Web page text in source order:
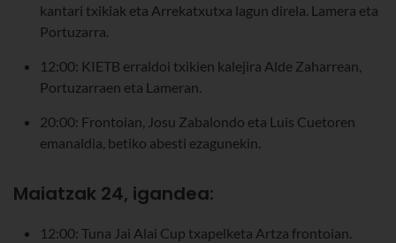
kantari txikiak eta Arrekatxutxa lagun direla. Lamera eta
Portuzarra.
12:00: KIETB erraldoi txikien kalejira Alde Zaharrean,
Portuzarraen eta Lameran.
20:00: Frontoian, Josu Zabalondo eta Luis Cuetoren
emanaldia, betiko abesti ezagunekin.
Maiatzak 24, igandea:
12:00: Tuna Jai Alai Cup txapelketa Artza frontoian.